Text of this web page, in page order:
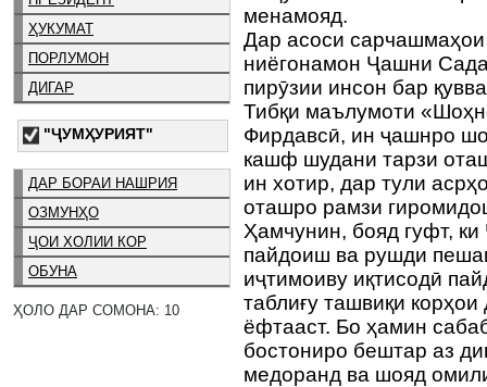
ҲУКУМАТ
ПОРЛУМОН
ДИГАР
"ҶУМҲУРИЯТ"
ДАР БОРАИ НАШРИЯ
ОЗМУНҲО
ҶОИ ХОЛИИ КОР
ОБУНА
ҲОЛО ДАР СОМОНА: 10
менамояд.
Дар асоси
ниёгонамон Ҷашни
пирӯзии инсон бар
Тибқи маълумоти
Фирдавсӣ, ин ҷашнро
кашф шудани тарзи
ин хотир, дар тули
оташро рамзи
Ҳамчунин, бояд гуфт,
пайдоиш ва рушди
иҷтимоиву иқтисодӣ
таблиғу ташвиқи
ёфтааст. Бо ҳамин
бостониро бештар аз
медоранд ва шояд